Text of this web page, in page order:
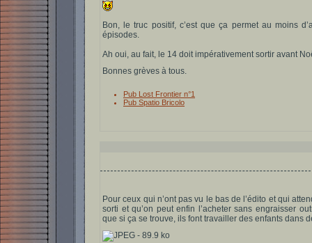
Bon, le truc positif, c’est que ça permet au moins
épisodes.
Ah oui, au fait, le 14 doit impérativement sortir avant
Bonnes grèves à tous.
Pub Lost Frontier n°1
Pub Spatio Bricolo
Pour ceux qui n’ont pas vu le bas de l’édito et qui
sorti et qu’on peut enfin l’acheter sans engraisser
que si ça se trouve, ils font travailler des enfants dans